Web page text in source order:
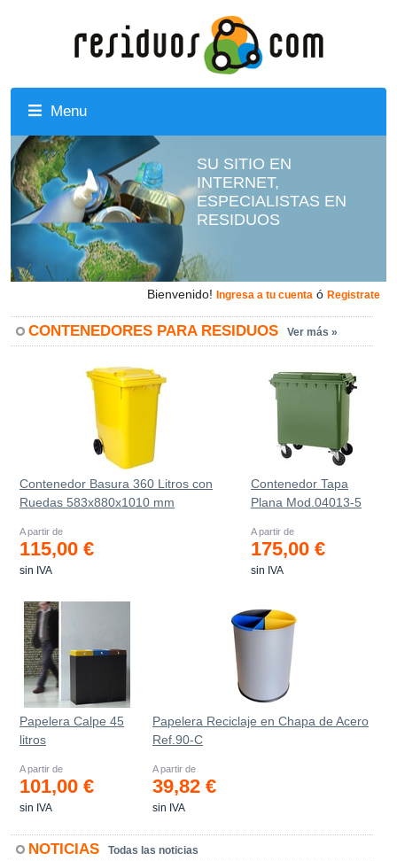
Menu
SU SITIO EN
INTERNET,
ESPECIALISTAS EN
RESIDUOS
Bienvenido! Ingresa a tu cuenta ó Registrate
CONTENEDORES PARA RESIDUOS Ver más »
Contenedor Basura 360 Litros con
Ruedas 583x880x1010 mm
A partir de
115,00 €
sin IVA
Contenedor Tapa
Plana Mod.04013-5
A partir de
175,00 €
sin IVA
Papelera Calpe 45
litros
A partir de
101,00 €
sin IVA
Papelera Reciclaje en Chapa de Acero
Ref.90-C
A partir de
39,82 €
sin IVA
NOTICIAS Todas las noticias